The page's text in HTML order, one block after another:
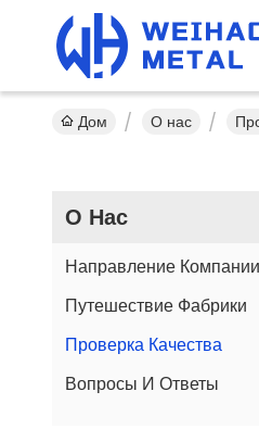
Дом О нас
О Нас
Направление Компании
Путешествие Фабрики
Проверка Качества
Вопросы И Ответы